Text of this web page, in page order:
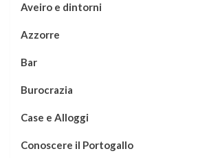
Aveiro e dintorni
Azzorre
Bar
Burocrazia
Case e Alloggi
Conoscere il Portogallo